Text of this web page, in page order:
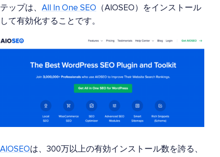
テップは、 All In One SEO （AIOSEO）をインストール
して有効化することです。
AIOSEOは、300万以上の有効インストール数を誇る、